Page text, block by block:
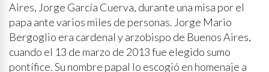
Aires, Jorge García Cuerva, durante una misa por el
papa ante varios miles de personas. Jorge Mario
Bergoglio era cardenal y arzobispo de Buenos Aires,
cuando el 13 de marzo de 2013 fue elegido sumo
pontífice. Su nombre papal lo escogió en homenaje a